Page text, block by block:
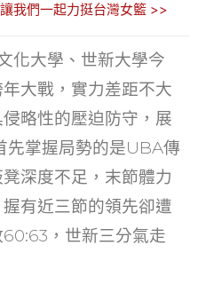
k
e
dI
n
我們一起力挺台灣女籃 >>
化大學、世新大學今
大戰，實力差距不大
略性的壓迫防守，展
先掌握局勢的是UBA傳
深度不足，末節體力
有近三節的領先卻遭
，世新三分氣走